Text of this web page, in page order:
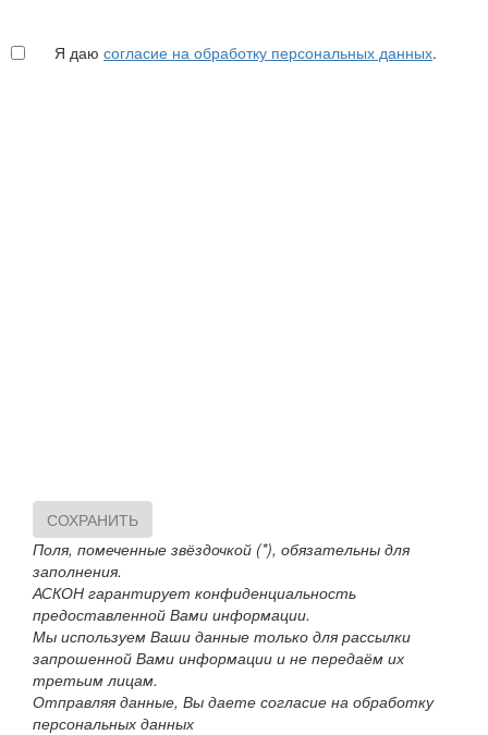
Я даю согласие на обработку персональных данных.
СОХРАНИТЬ
Поля, помеченные звёздочкой (*), обязательны для
заполнения.
АСКОН гарантирует конфиденциальность
предоставленной Вами информации.
Мы используем Ваши данные только для рассылки
запрошенной Вами информации и не передаём их
третьим лицам.
Отправляя данные, Вы даете согласие на обработку
персональных данных